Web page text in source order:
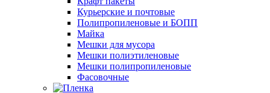
Курьерские и почтовые
Полипропиленовые и БОПП
Майка
Мешки для мусора
Мешки полиэтиленовые
Мешки полипропиленовые
Фасовочные